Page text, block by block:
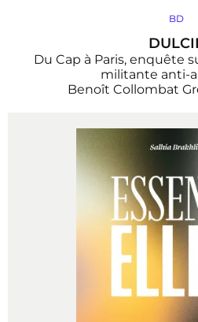
BD
Du Cap à Paris, enquête
militante anti-
Benoît Collombat